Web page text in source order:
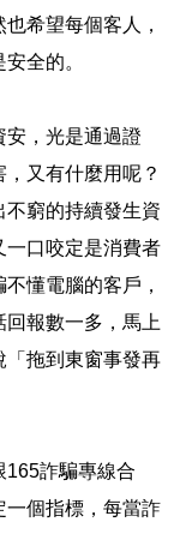
希望每個客人，
全的。
安，光是通過證
又有什麼用呢？
窮的持續發生資
一口咬定是消費者
懂電腦的客戶，
報數一多，馬上
「拖到東窗事發再
165詐騙專線合
一個指標，每當詐